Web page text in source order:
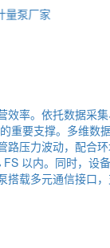
率。依托数据采
要支撑。多维
压力波动，配合
以内。同时，
载多元通信接口